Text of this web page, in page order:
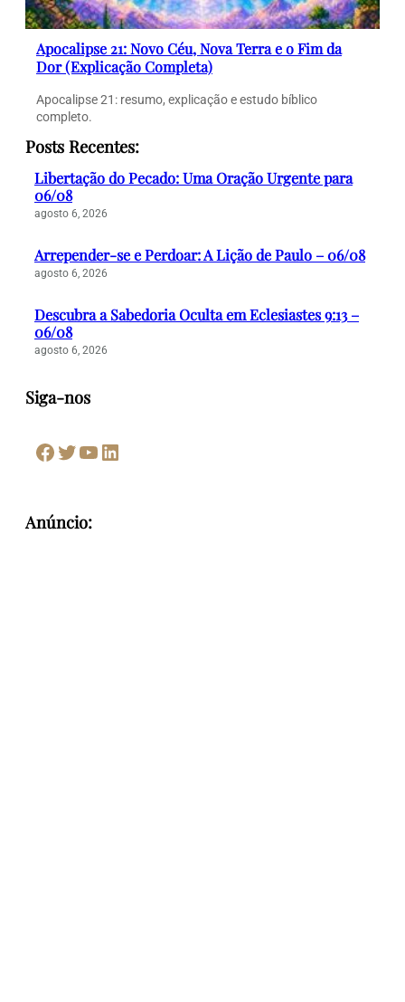
Apocalipse 21: Novo Céu, Nova Terra e o Fim da
Dor (Explicação Completa)
Apocalipse 21: resumo, explicação e estudo bíblico
completo.
Posts Recentes:
Libertação do Pecado: Uma Oração Urgente para
06/08
agosto 6, 2026
Arrepender-se e Perdoar: A Lição de Paulo – 06/08
agosto 6, 2026
Descubra a Sabedoria Oculta em Eclesiastes 9:13 –
06/08
agosto 6, 2026
Siga-nos
Facebook Twitter Youtube LinkedIn
Anúncio: